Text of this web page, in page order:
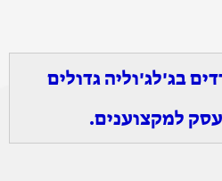
בג'לג'וליה גדולים
למקצוענים.